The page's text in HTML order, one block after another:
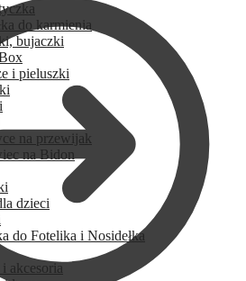
do karmienia
bujaczki
i pieluszki
na przewijak
na Bidon
dzieci
do Fotelika i Nosidełka
akcesoria